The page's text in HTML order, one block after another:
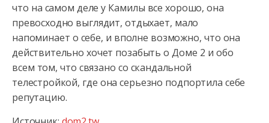
что на самом деле у Камилы все хорошо, она
превосходно выглядит, отдыхает, мало
напоминает о себе, и вполне возможно, что она
действительно хочет позабыть о Доме 2 и обо
всем том, что связано со скандальной
телестройкой, где она серьезно подпортила себе
репутацию.